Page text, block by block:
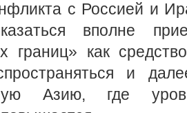
с Россией и
вполне
границ» как
и
Азию, где